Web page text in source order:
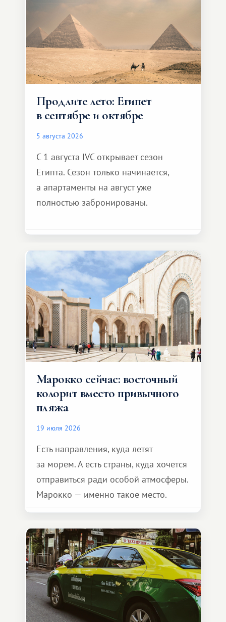
Продлите лето: Египет
в сентябре и октябре
5 августа 2026
С 1 августа IVC открывает сезон
Египта. Сезон только начинается,
а апартаменты на август уже
полностью забронированы.
Марокко сейчас: восточный
колорит вместо привычного
пляжа
19 июля 2026
Есть направления, куда летят
за морем. А есть страны, куда хочется
отправиться ради особой атмосферы.
Марокко — именно такое место.